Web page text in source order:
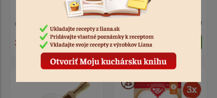
3,60 €
Kód: 1604
2,60 €